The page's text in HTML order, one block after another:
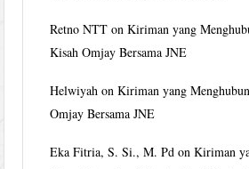
Retno NTT onKiriman yang
Kisah Omjay Bersama JNE
Helwiyah onKiriman yang
Omjay Bersama JNE
Eka Fitria, S. Si., M. Pd onKiriman